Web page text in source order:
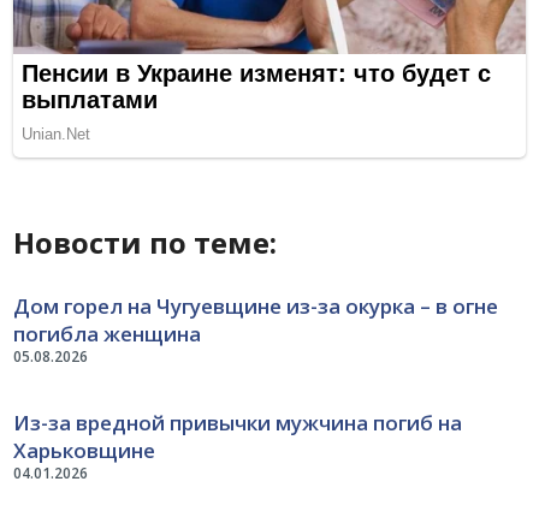
Новости по теме:
05.08.2026
Дом горел на Чугуевщине из-за окурка – в огне
погибла женщина
04.01.2026
Из-за вредной привычки мужчина погиб на
Харьковщине